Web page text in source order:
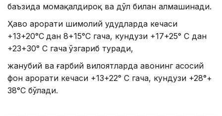
баъзида момақалдироқ ва дўл билан алмашинади.
Ҳаво ҳарорати шимолий ҳудудларда кечаси
+13+20°С дан 8+15°С гача, кундузи +17+25° С дан
+23+30° С гача ўзгариб туради,
жанубий ва ғарбий вилоятларда ҳавонинг асосий
фон ҳарорати кечаси +13+22° С гача, кундузи +28°+
38°С бўлади.